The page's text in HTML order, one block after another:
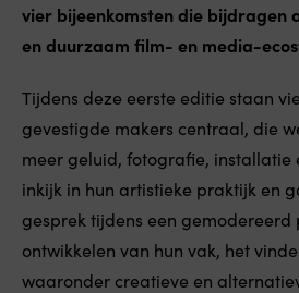
vier bijeenkomsten die bijdragen
en duurzaam film- en media-
Tijdens deze eerste editie staan
gevestigde makers centraal, die
meer geluid, fotografie, installatie
inkijk in hun artistieke praktijk en
gesprek tijdens een gemodereerd
ontwikkelen van hun vak, het
waaronder creatieve en